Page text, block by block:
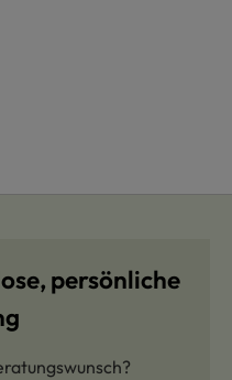
persönliche